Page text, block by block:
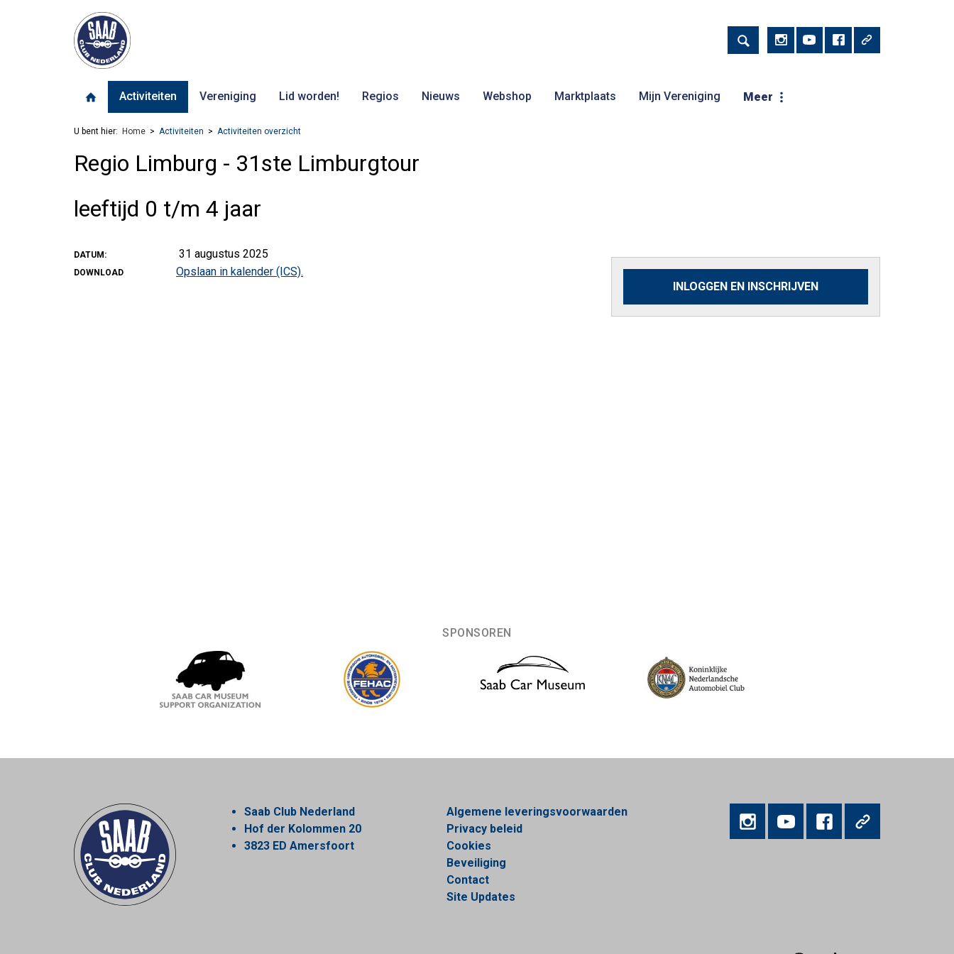
Activiteiten Vereniging Lid worden! Regios Nieuws Webshop Marktplaats Mijn Vereniging Meer
U bent hier: Home Activiteiten Activiteiten overzicht
Regio Limburg - 31ste Limburgtour
leeftijd 0 t/m 4 jaar
DATUM: 31 augustus 2025
DOWNLOAD
Opslaan in kalender (ICS).
INLOGGEN EN INSCHRIJVEN
SPONSOREN
Saab Club Nederland
Hof der Kolommen 20
3823 ED Amersfoort
Algemene leveringsvoorwaarden
Privacy beleid
Cookies
Beveiliging
Contact
Site Updates